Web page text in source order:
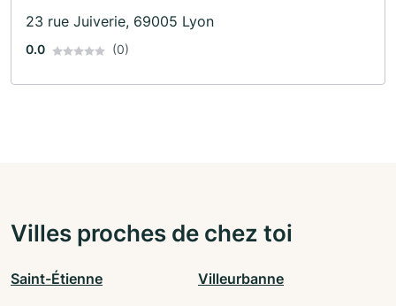
23 rue Juiverie, 69005 Lyon
0.0 (0)
Villes proches de chez toi
Saint-Étienne Villeurbanne